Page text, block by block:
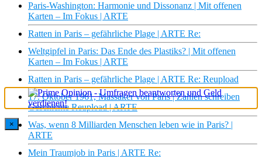
Paris-Washington: Harmonie und Dissonanz | Mit offenen
Karten – Im Fokus | ARTE
Ratten in Paris – gefährliche Plage | ARTE Re:
Weltgipfel in Paris: Das Ende des Plastiks? | Mit offenen
Karten – Im Fokus | ARTE
Ratten in Paris – gefährliche Plage | ARTE Re: Reupload
17. Oktober 1961, Massaker von Paris | Zahlen schreiben
Geschichte Reupload | ARTE
Was, wenn 8 Milliarden Menschen leben wie in Paris? |
ARTE
Mein Traumjob in Paris | ARTE Re:
×